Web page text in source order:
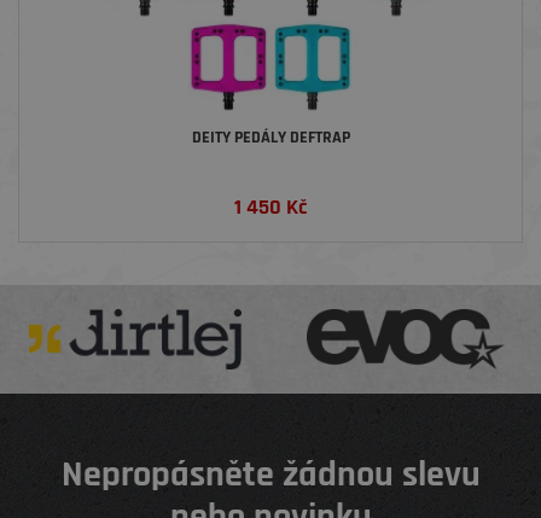
DEITY PEDÁLY DEFTRAP
1 450 Kč
Nepropásněte žádnou slevu